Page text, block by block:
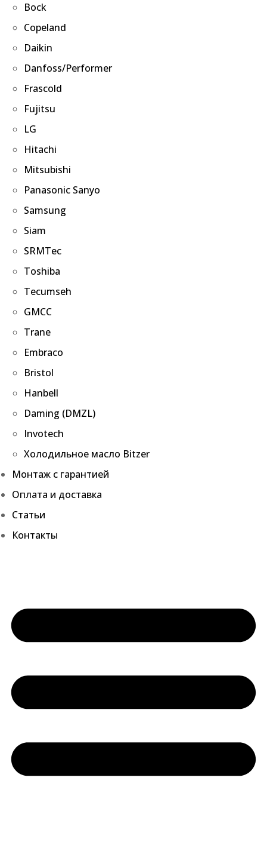
Bock
Copeland
Daikin
Danfoss/Performer
Frascold
Fujitsu
LG
Hitachi
Mitsubishi
Panasonic Sanyo
Samsung
Siam
SRMTec
Toshiba
Tecumseh
GMCC
Trane
Embraco
Bristol
Hanbell
Daming (DMZL)
Invotech
Холодильное масло Bitzer
Монтаж с гарантией
Оплата и доставка
Статьи
Контакты